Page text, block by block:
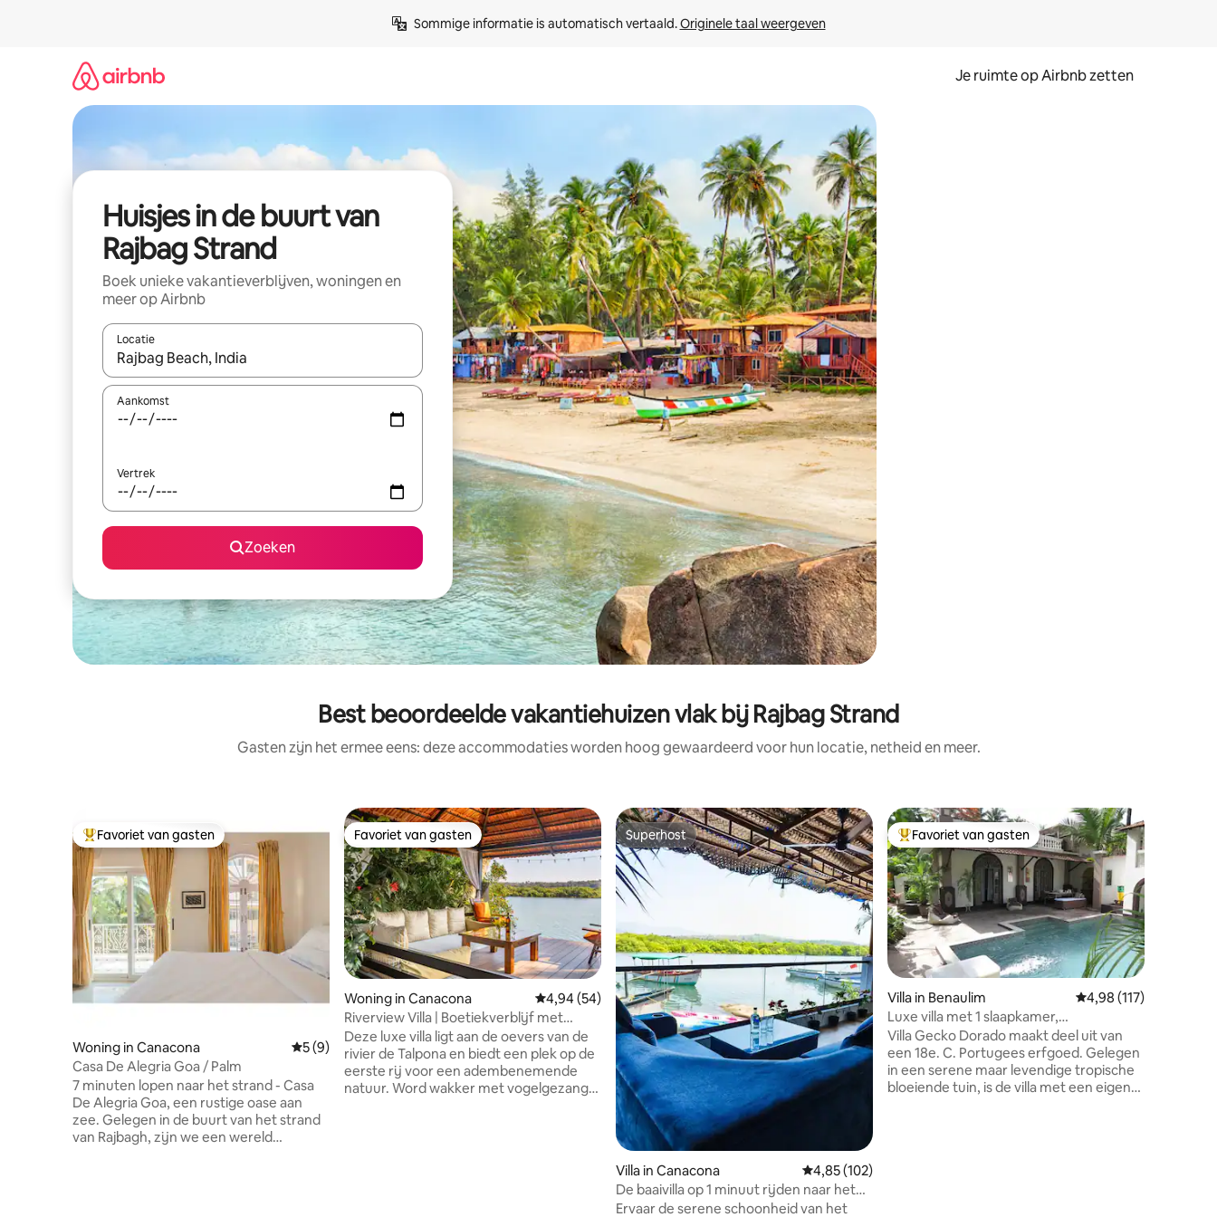
Sommige informatie is automatisch vertaald. Originele taal weergeven
Je ruimte op Airbnb zetten
Huisjes in de buurt van
Rajbag Strand
Boek unieke vakantieverblijven, woningen en
meer op Airbnb
Locatie
Wanneer er suggesties beschikbaar zijn, maak je een keuze met je de pijltjestoetsen omhoog en omlaag, óf door te tikken of swipen.
Aankomst
Vertrek
Zoeken
Best beoordeelde vakantiehuizen vlak bij Rajbag Strand
Gasten zijn het ermee eens: deze accommodaties worden hoog gewaardeerd voor hun locatie, netheid en meer.
Topfavoriet van gasten
Favoriet van gasten
Woning in Canacona Gemiddelde beoordeling van 5 uit 5, 9 recensies
5 (9)
Casa De Alegria Goa / Palm
7 minuten lopen naar het strand - Casa
De Alegria Goa, een rustige oase aan
zee. Gelegen in de buurt van het strand
van Rajbagh, zijn we een wereld
Favoriet van gasten
Favoriet van gasten
Woning in Canacona Gemiddelde beoordeling van 4,94 uit 5, 54 recensies
4,94 (54)
Riverview Villa | Boetiekverblijf met
dagelijks ontbijt
Deze luxe villa ligt aan de oevers van de
rivier de Talpona en biedt een plek op de
eerste rij voor een adembenemende
natuur. Word wakker met vogelgezang,
Superhost
Superhost
Villa in Canacona Gemiddelde beoordeling van 4,85 uit 5, 102 recensies
4,85 (102)
De baaivilla op 1 minuut rijden naar het
strand ten zuiden van Goa
Ervaar de serene schoonheid van het
Topfavoriet van gasten
Favoriet van gasten
Villa in Benaulim Gemiddelde
4,98 (117)
Luxe villa met 1 slaapkamer,
privézwembad en tuin.
Villa Gecko Dorado maakt deel uit van
een 18e. C. Portugees erfgoed. Gelegen
in een serene maar levendige tropische
bloeiende tuin, is de villa met een eigen